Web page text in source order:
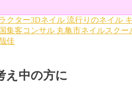
クター3Dネイル 流行りのネイル
集客コンサル 丸亀市ネイルスクー
佳
え中の方に